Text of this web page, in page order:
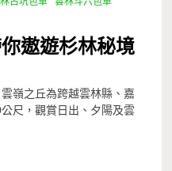
遨遊杉林秘境
嶺之丘為跨越雲林縣、嘉
尺，觀賞日出、夕陽及雲